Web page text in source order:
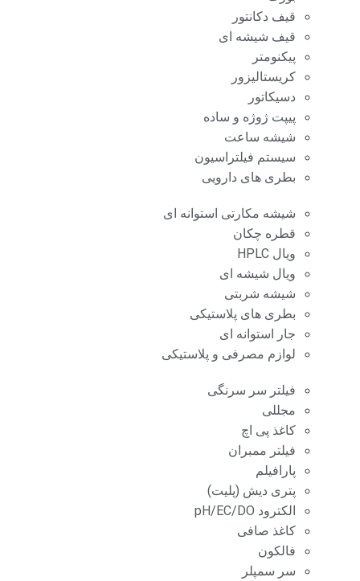
قیف دکانتور
قیف شیشه ای
پیکنومتر
کریستالیزور
دسیکاتور
پیپت ژوژه و ساده
شیشه ساعت
سیستم فیلتراسیون
بطری های دارویی
شیشه مکارتی استوانه ای
قطره چکان
ویال HPLC
ویال شیشه ای
شیشه شربتی
بطری های پلاستیکی
جار استوانه ای
لوازم مصرفی و پلاستیکی
فیلتر سر سرنگی
مجللی
کاغذ پی اچ
فیلتر ممبران
پارافیلم
پتری دیش (پلیت)
الکترود pH/EC/DO
کاغذ صافی
فالکون
سر سمپلر